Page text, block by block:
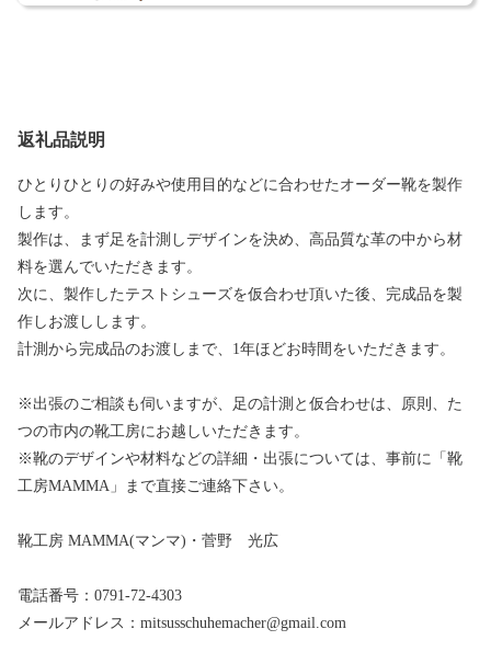
返礼品説明
ひとりひとりの好みや使用目的などに合わせたオーダー靴を製作
します。
製作は、まず足を計測しデザインを決め、高品質な革の中から材
料を選んでいただきます。
次に、製作したテストシューズを仮合わせ頂いた後、完成品を製
作しお渡しします。
計測から完成品のお渡しまで、1年ほどお時間をいただきます。
※出張のご相談も伺いますが、足の計測と仮合わせは、原則、た
つの市内の靴工房にお越しいただきます。
※靴のデザインや材料などの詳細・出張については、事前に「靴
工房MAMMA」まで直接ご連絡下さい。
靴工房 MAMMA(マンマ)・菅野 光広
電話番号：0791-72-4303
メールアドレス：mitsusschuhemacher@gmail.com